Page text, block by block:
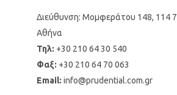
Διεύθυνση: Μομφεράτου 148, 114
Αθήνα
Τηλ: +30 210 64 30 540
Φαξ: +30 210 64 70 063
Email: info@prudential.com.gr